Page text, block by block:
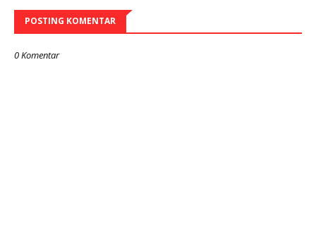
POSTING KOMENTAR
0 Komentar